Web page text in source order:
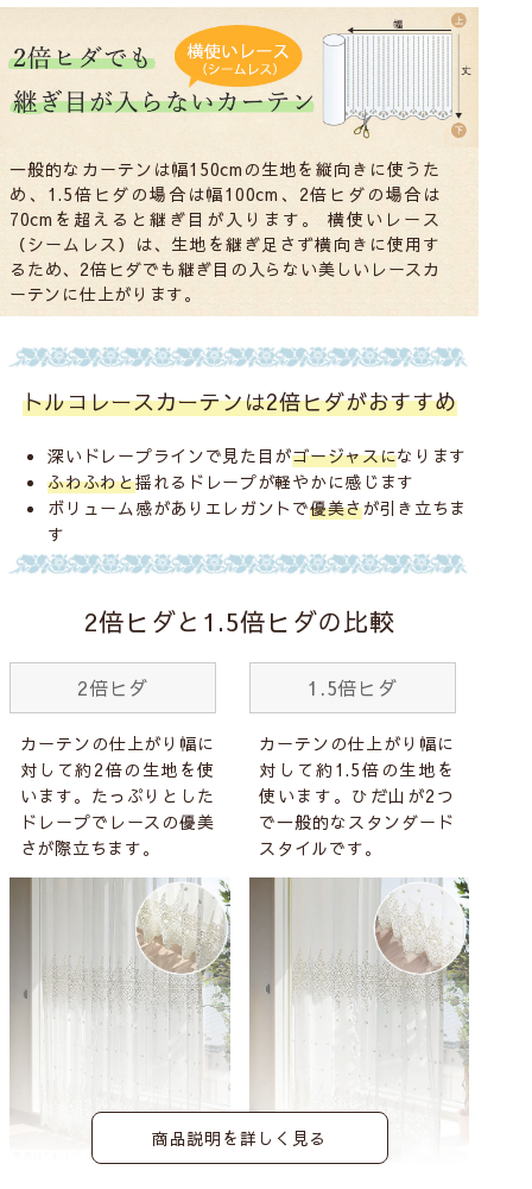
一般的なカーテンは幅150cmの生地を縦向きに使うた
め、1.5倍ヒダの場合は幅100cm、2倍ヒダの場合は
70cmを超えると継ぎ目が入ります。 横使いレース
（シームレス）は、生地を継ぎ足さず横向きに使用す
るため、2倍ヒダでも継ぎ目の入らない美しいレースカ
ーテンに仕上がります。
トルコレースカーテンは2倍ヒダがおすすめ
深いドレープラインで見た目がゴージャスになります
ふわふわと揺れるドレープが軽やかに感じます
ボリューム感がありエレガントで優美さが引き立ちま
す
2倍ヒダと1.5倍ヒダの比較
2倍ヒダ
カーテンの仕上がり幅に
対して約2倍の生地を使
います。たっぷりとした
ドレープでレースの優美
さが際立ちます。
1.5倍ヒダ
カーテンの仕上がり幅に
対して約1.5倍の生地を
使います。ひだ山が2つ
で一般的なスタンダード
スタイルです。
商品説明を詳しく見る